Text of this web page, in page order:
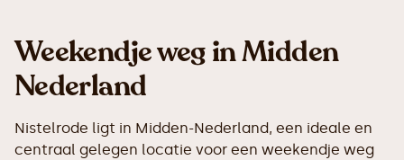
Weekendje weg in Midden
Nederland
Nistelrode ligt in Midden-Nederland, een ideale en
centraal gelegen locatie voor een weekendje weg